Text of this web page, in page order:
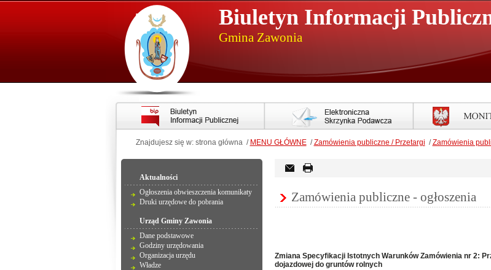
Biuletyn Informacji
Gmina Zawonia
Znajdujesz się w: strona główna / MENU GŁÓWNE/Zamówienia publiczne / Przetargi /Zamówienia
Aktualności
Ogłoszenia obwieszczenia komunikaty
Druki urzędowe do pobrania
Urząd Gminy Zawonia
Dane podstawowe
Godziny urzędowania
Organizacja urzędu
Władze
Zamówienia publiczne - ogłoszenia
Zmiana Specyfikacji Istotnych Warunków Zamówienia nr 2:
dojazdowej do gruntów rolnych